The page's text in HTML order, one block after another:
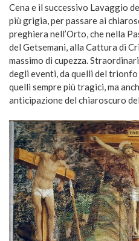
Cena e il successivo Lavaggio
più grigia, per passare ai
preghiera nell’Orto, che nella
del Getsemani, alla Cattura di
massimo di cupezza.
degli eventi, da quelli del trionfo
quelli sempre più tragici, ma
anticipazione del chiaroscuro